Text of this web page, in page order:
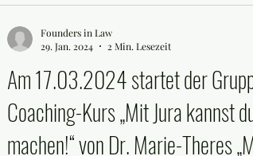
Am 17.03.2024 startet der
Coaching-Kurs „Mit Jura kannst
machen!“ von Dr. Marie-Theres
Founders in Law
29. Jan. 2024
2 Min. Lesezeit